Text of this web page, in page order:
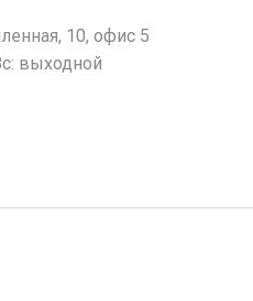
10, офис 5
выходной